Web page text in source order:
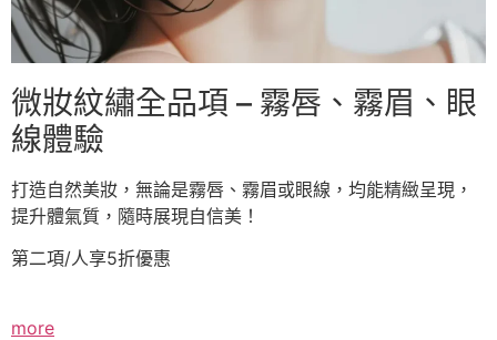
微妝紋繡全品項 – 霧唇、霧眉、眼
線體驗
打造自然美妝，無論是霧唇、霧眉或眼線，均能精緻呈現，
提升體氣質，隨時展現自信美！
第二項/人享5折優惠
more